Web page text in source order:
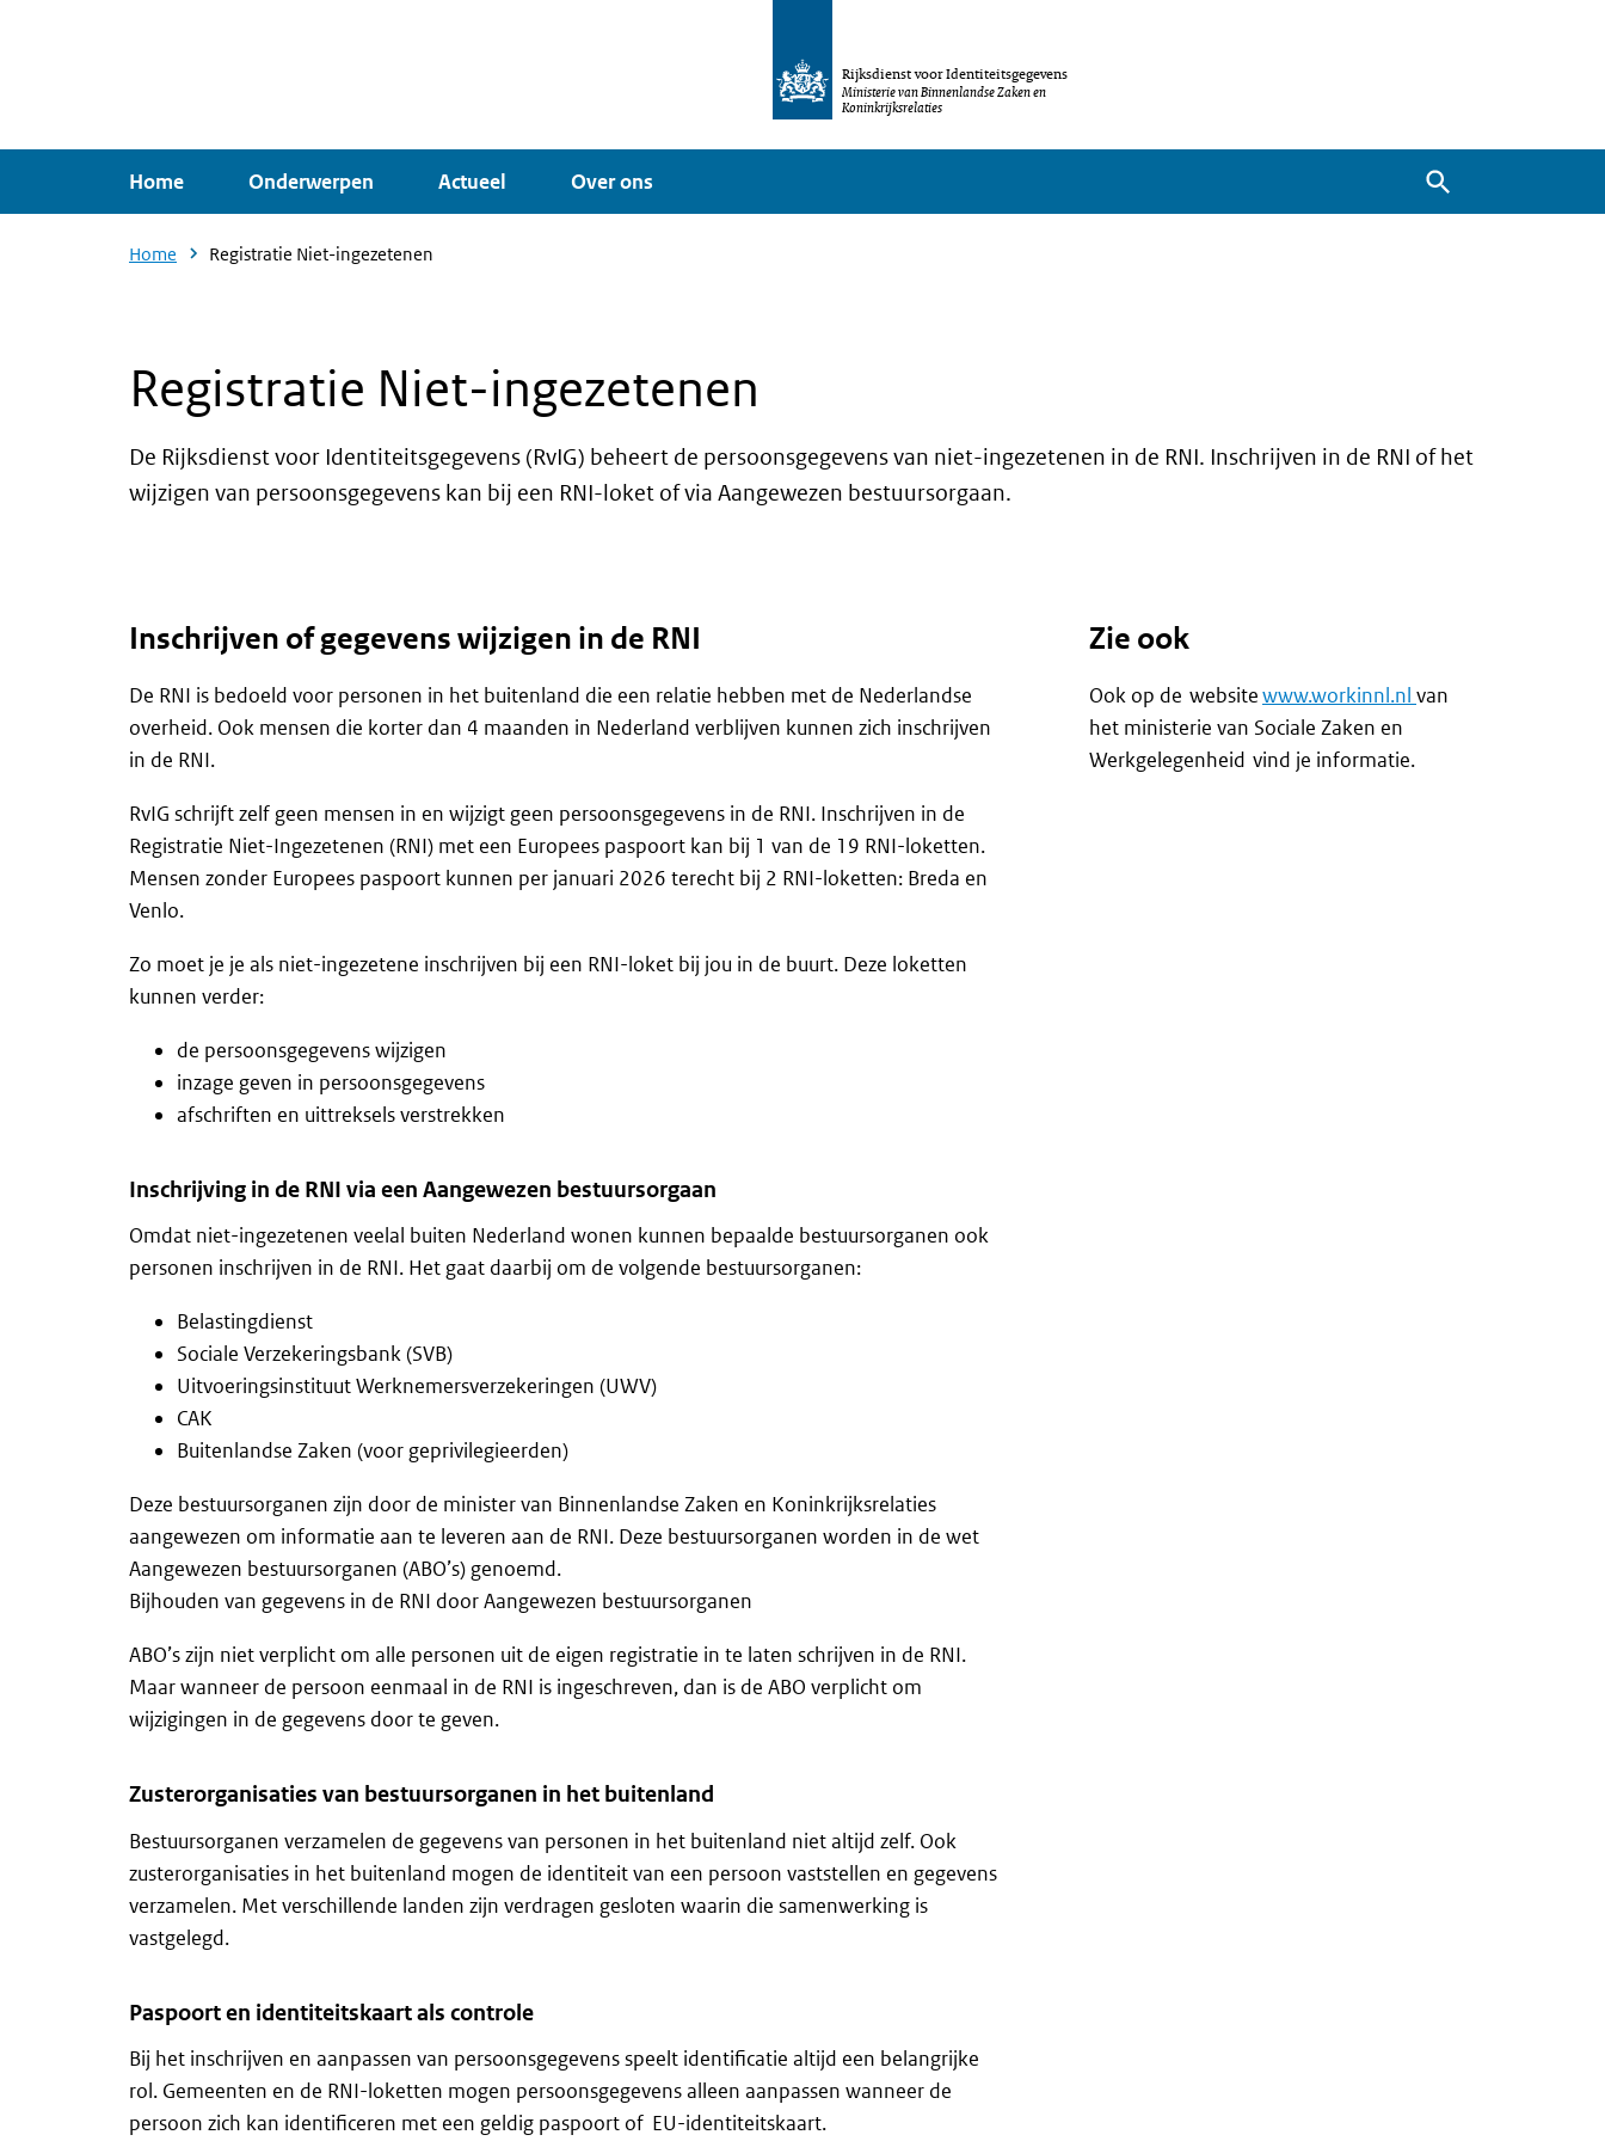
de
gaan
Rijksdienst voor Identiteitsgegevens
Ministerie van Binnenlandse Zaken en
Koninkrijksrelaties
Home Onderwerpen Actueel Over ons
Zoeken
Home Registratie Niet-ingezetenen
Registratie Niet-ingezetenen
De Rijksdienst voor Identiteitsgegevens (RvIG) beheert de persoonsgegevens van niet-ingezetenen in de RNI. Inschrijven in de RNI of het
wijzigen van persoonsgegevens kan bij een RNI-loket of via Aangewezen bestuursorgaan.
Inschrijven of gegevens wijzigen in de RNI
De RNI is bedoeld voor personen in het buitenland die een relatie hebben met de Nederlandse
overheid. Ook mensen die korter dan 4 maanden in Nederland verblijven kunnen zich inschrijven
in de RNI.
RvIG schrijft zelf geen mensen in en wijzigt geen persoonsgegevens in de RNI. Inschrijven in de
Registratie Niet-Ingezetenen (RNI) met een Europees paspoort kan bij 1 van de 19 RNI-loketten.
Mensen zonder Europees paspoort kunnen per januari 2026 terecht bij 2 RNI-loketten: Breda en
Venlo.
Zo moet je je als niet-ingezetene inschrijven bij een RNI-loket bij jou in de buurt. Deze loketten
kunnen verder:
de persoonsgegevens wijzigen
inzage geven in persoonsgegevens
afschriften en uittreksels verstrekken
Inschrijving in de RNI via een Aangewezen bestuursorgaan
Omdat niet-ingezetenen veelal buiten Nederland wonen kunnen bepaalde bestuursorganen ook
personen inschrijven in de RNI. Het gaat daarbij om de volgende bestuursorganen:
Belastingdienst
Sociale Verzekeringsbank (SVB)
Uitvoeringsinstituut Werknemersverzekeringen (UWV)
CAK
Buitenlandse Zaken (voor geprivilegieerden)
Deze bestuursorganen zijn door de minister van Binnenlandse Zaken en Koninkrijksrelaties
aangewezen om informatie aan te leveren aan de RNI. Deze bestuursorganen worden in de wet
Aangewezen bestuursorganen (ABO’s) genoemd.
Bijhouden van gegevens in de RNI door Aangewezen bestuursorganen
ABO’s zijn niet verplicht om alle personen uit de eigen registratie in te laten schrijven in de RNI.
Maar wanneer de persoon eenmaal in de RNI is ingeschreven, dan is de ABO verplicht om
wijzigingen in de gegevens door te geven.
Zusterorganisaties van bestuursorganen in het buitenland
Bestuursorganen verzamelen de gegevens van personen in het buitenland niet altijd zelf. Ook
zusterorganisaties in het buitenland mogen de identiteit van een persoon vaststellen en gegevens
verzamelen. Met verschillende landen zijn verdragen gesloten waarin die samenwerking is
vastgelegd.
Paspoort en identiteitskaart als controle
Bij het inschrijven en aanpassen van persoonsgegevens speelt identificatie altijd een belangrijke
rol. Gemeenten en de RNI-loketten mogen persoonsgegevens alleen aanpassen wanneer de
persoon zich kan identificeren met een geldig paspoort of EU-identiteitskaart.
Zie ook
Ook op de websitewww.workinnl.nl van
het ministerie van Sociale Zaken en
Werkgelegenheid vind je informatie.